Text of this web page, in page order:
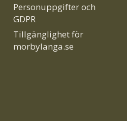
Personuppgifter och
GDPR
Tillgänglighet för
morbylanga.se